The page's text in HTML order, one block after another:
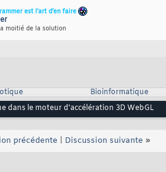
est l’art d’en faire
moitié de la solution
Bioinformatique
dans le moteur d'accélération 3D WebGL
précédente Discussion suivante »